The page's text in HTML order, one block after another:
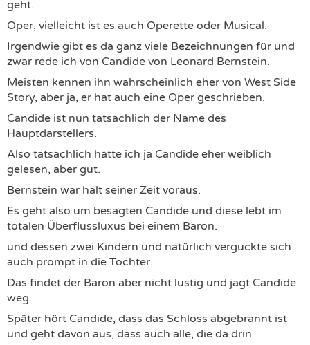
geht.
Oper, vielleicht ist es auch Operette oder Musical.
Irgendwie gibt es da ganz viele Bezeichnungen für und
zwar rede ich von Candide von Leonard Bernstein.
Meisten kennen ihn wahrscheinlich eher von West Side
Story, aber ja, er hat auch eine Oper geschrieben.
Candide ist nun tatsächlich der Name des
Hauptdarstellers.
Also tatsächlich hätte ich ja Candide eher weiblich
gelesen, aber gut.
Bernstein war halt seiner Zeit voraus.
Es geht also um besagten Candide und diese lebt im
totalen Überflussluxus bei einem Baron.
und dessen zwei Kindern und natürlich verguckte sich
auch prompt in die Tochter.
Das findet der Baron aber nicht lustig und jagt Candide
weg.
Später hört Candide, dass das Schloss abgebrannt ist
und geht davon aus, dass auch alle, die da drin